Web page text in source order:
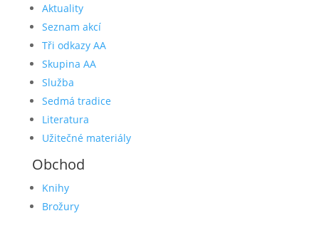
Aktuality
Seznam akcí
Tři odkazy AA
Skupina AA
Služba
Sedmá tradice
Literatura
Užitečné materiály
Obchod
Knihy
Brožury